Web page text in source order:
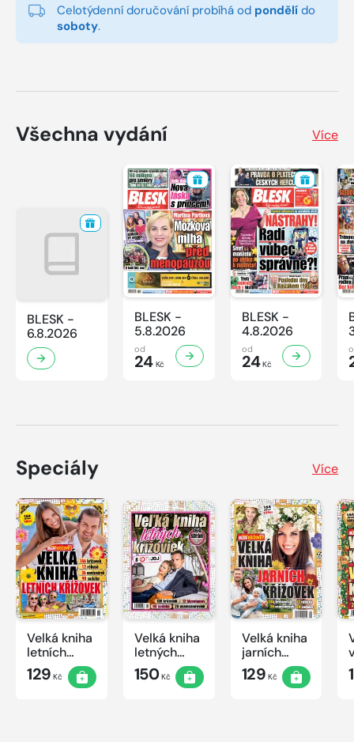
Celotýdenní doručování probíhá od pondělí do
soboty.
Všechna vydání Více
BLESK -
6.8.2026
BLESK -
5.8.2026
od
24Kč
BLESK -
4.8.2026
od
24Kč
Speciály Více
Velká kniha
letních
křížovek
2026
129 Kč
Velká kniha
letných
krížoviek s
TV JOJ
150Kč
Velká kniha
jarních
křížovek
2026
129 Kč